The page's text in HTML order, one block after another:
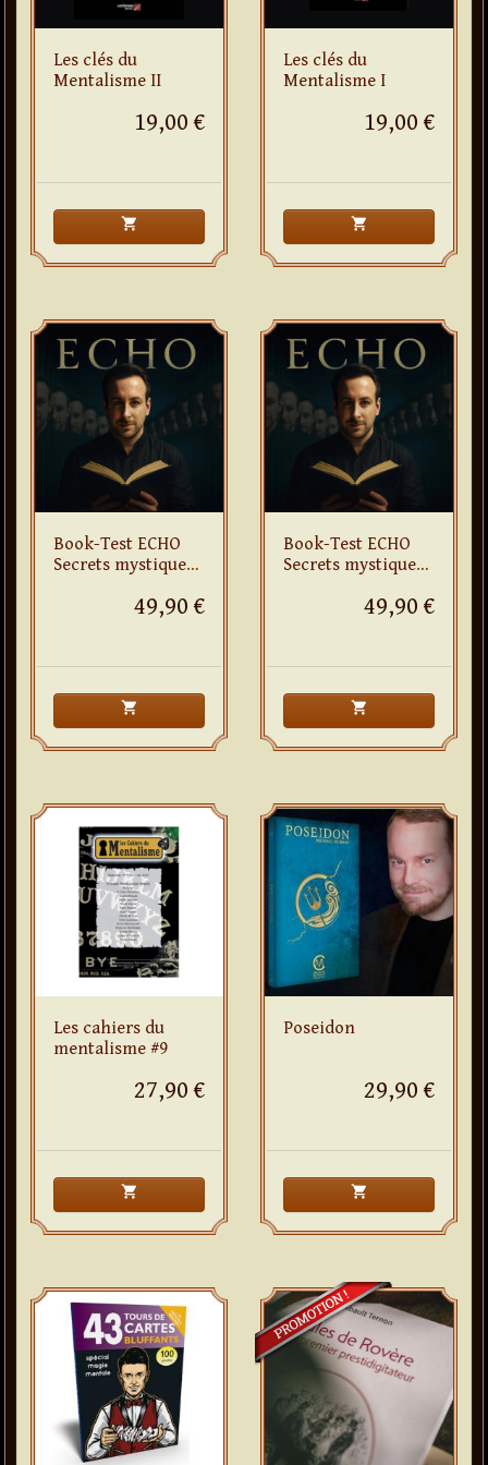
Les clés du
Mentalisme II
19,00 €
shopping_cart
Les clés du
Mentalisme I
19,00 €
shopping_cart
Book-Test ECHO
Secrets mystiques
49,90 €
shopping_cart
Book-Test ECHO
Secrets mystiques
49,90 €
shopping_cart
Les cahiers du
mentalisme #9
27,90 €
shopping_cart
Poseidon
29,90 €
shopping_cart